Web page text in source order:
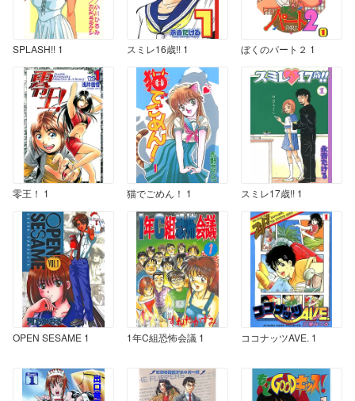
SPLASH!! 1 スミレ16歳!! 1 ぼくのパート２ 1
零王！ 1 猫でごめん！ 1 スミレ17歳!! 1
OPEN SESAME 1 1年C組恐怖会議 1 ココナッツAVE. 1